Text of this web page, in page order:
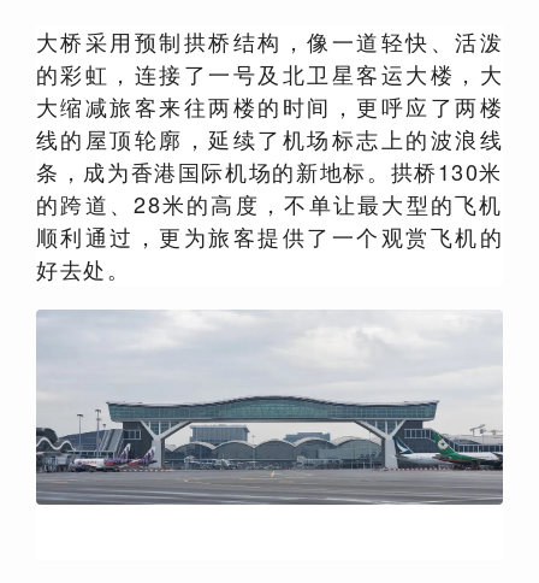
大桥采用预制拱桥结构，像一道轻快、活泼
的彩虹，连接了一号及北卫星客运大楼，大
大缩减旅客来往两楼的时间，更呼应了两楼
线的屋顶轮廓，延续了机场标志上的波浪线
条，成为香港国际机场的新地标。拱桥130米
的跨道、28米的高度，不单让最大型的飞机
顺利通过，更为旅客提供了一个观赏飞机的
好去处。